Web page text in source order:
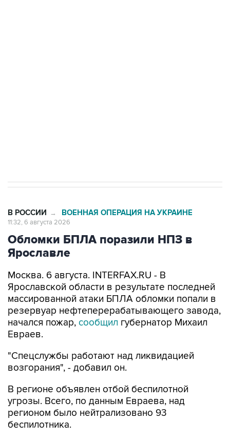
В РОССИИ → ВОЕННАЯ ОПЕРАЦИЯ НА УКРАИНЕ
11:32, 6 августа 2026
Обломки БПЛА поразили НПЗ в
Ярославле
Москва. 6 августа. INTERFAX.RU - В
Ярославской области в результате последней
массированной атаки БПЛА обломки попали в
резервуар нефтеперерабатывающего завода,
начался пожар, сообщил губернатор Михаил
Евраев.
"Спецслужбы работают над ликвидацией
возгорания", - добавил он.
В регионе объявлен отбой беспилотной
угрозы. Всего, по данным Евраева, над
регионом было нейтрализовано 93
беспилотника.